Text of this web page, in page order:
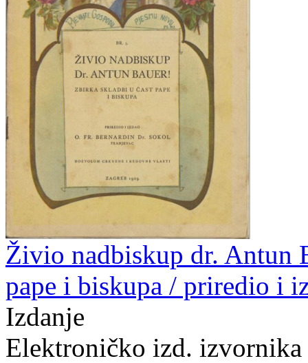
Živio nadbiskup dr. Antun
pape i biskupa / priredio i
Izdanje
Elektroničko izd.